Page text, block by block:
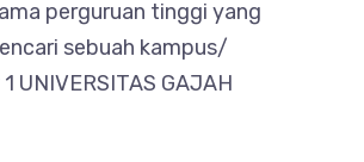
perguruan tinggi yang
sebuah kampus/
UNIVERSITAS GAJAH